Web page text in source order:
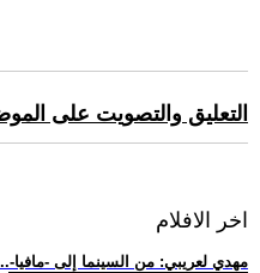
التعليق والتصويت على
اخر الافلام
.. مهدي لعريبي: من السينما إلى -